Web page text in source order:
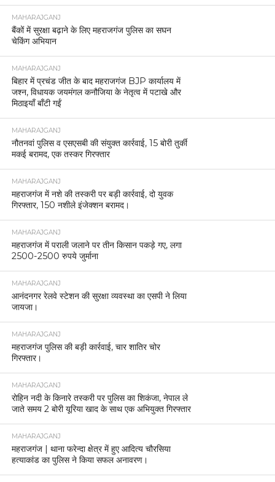
MAHARAJGANJ
बैंकों में सुरक्षा बढ़ाने के लिए महराजगंज पुलिस का सघन
चेकिंग अभियान
MAHARAJGANJ
बिहार में प्रचंड जीत के बाद महराजगंज BJP कार्यालय में
जश्न, विधायक जयमंगल कनौजिया के नेतृत्व में पटाखे और
मिठाइयाँ बाँटी गईं
MAHARAJGANJ
नौतनवां पुलिस व एसएसबी की संयुक्त कार्रवाई, 15 बोरी तुर्की
मकई बरामद, एक तस्कर गिरफ्तार
MAHARAJGANJ
महराजगंज में नशे की तस्करी पर बड़ी कार्रवाई, दो युवक
गिरफ्तार, 150 नशीले इंजेक्शन बरामद।
MAHARAJGANJ
महराजगंज में पराली जलाने पर तीन किसान पकड़े गए, लगा
2500-2500 रुपये जुर्माना
MAHARAJGANJ
आनंदनगर रेलवे स्टेशन की सुरक्षा व्यवस्था का एसपी ने लिया
जायजा।
MAHARAJGANJ
महराजगंज पुलिस की बड़ी कार्रवाई, चार शातिर चोर
गिरफ्तार।
MAHARAJGANJ
रोहिन नदी के किनारे तस्करी पर पुलिस का शिकंजा, नेपाल ले
जाते समय 2 बोरी यूरिया खाद के साथ एक अभियुक्त गिरफ्तार
MAHARAJGANJ
महराजगंज | थाना फरेन्दा क्षेत्र में हुए आदित्य चौरसिया
हत्याकांड का पुलिस ने किया सफल अनावरण।